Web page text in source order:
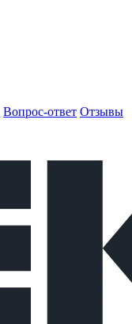
Вопрос-ответ Отзывы